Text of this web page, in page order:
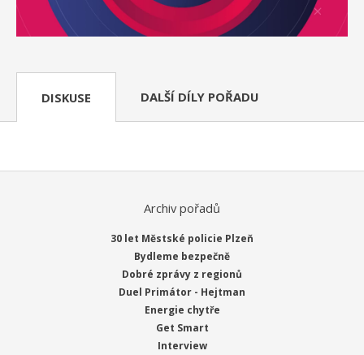
DISKUSE DALŠÍ DÍLY POŘADU
Archiv pořadů
30 let Městské policie Plzeň
Bydleme bezpečně
Dobré zprávy z regionů
Duel Primátor - Hejtman
Energie chytře
Get Smart
Interview